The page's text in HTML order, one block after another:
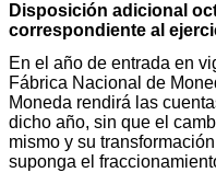
Disposición adicional
correspondiente al
En el año de entrada en
Fábrica Nacional de
Moneda rendirá las
dicho año, sin que el
mismo y su
suponga el